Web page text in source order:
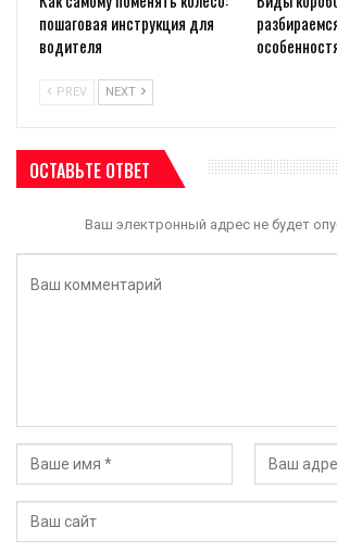
пошаговая инструкция для
водителя
PREV NEXT
ОСТАВЬТЕ ОТВЕТ
Ваш электронный адрес не будет